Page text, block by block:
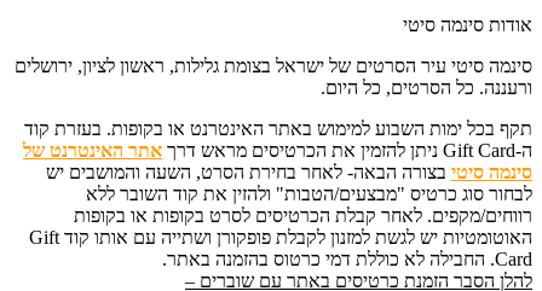
אודות סינמה סיטי
סינמה סיטי עיר הסרטים של ישראל בצומת גלילות, ראשון לציון, ירושלים
ורעננה. כל הסרטים, כל היום.
תקף בכל ימות השבוע למימוש באתר האינטרנט או בקופות. בעזרת קוד
ה-Gift Card ניתן להזמין את הכרטיסים מראש דרך
אתר האינטרנט של
סינמה סיטי בצורה הבאה- לאחר בחירת הסרט, השעה והמושבים יש
לבחור סוג כרטיס "מבצעים/הטבות" ולהזין את קוד השובר ללא
רווחים/מקפים. לאחר קבלת הכרטיסים לסרט בקופות או בקופות
האוטומטיות יש לגשת למזנון לקבלת פופקורן ושתייה עם אותו קוד Gift
Card. החבילה לא כוללת דמי כרטוס בהזמנה באתר.
להלן הסבר הזמנת כרטיסים באתר עם שוברים –